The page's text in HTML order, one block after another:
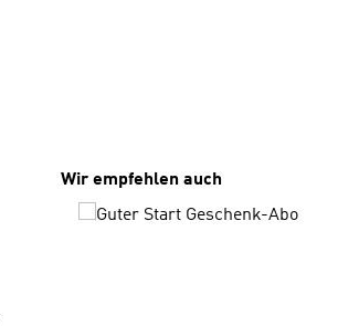
Produktgalerie überspringen
Wir empfehlen auch